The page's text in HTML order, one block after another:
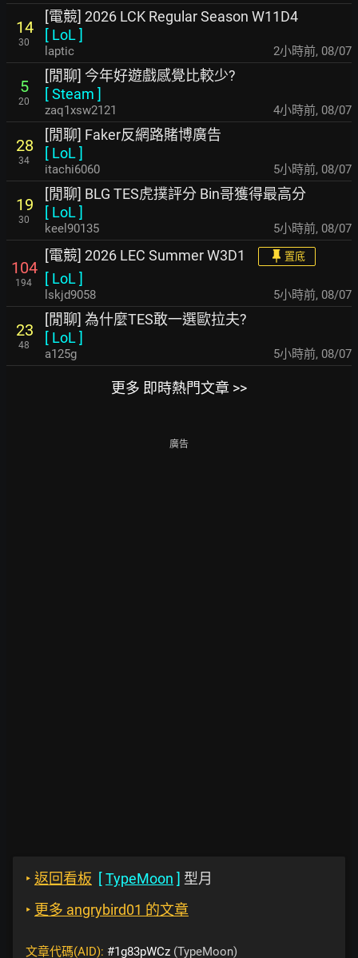
14
30
[電競] 2026 LCK Regular Season W11D4
[ LoL ]
laptic 2小時前, 08/07
5
20
[閒聊] 今年好遊戲感覺比較少?
[Steam ]
zaq1xsw2121 4小時前, 08/07
28
34
[閒聊] Faker反網路賭博廣告
[ LoL ]
itachi6060 5小時前, 08/07
19
30
[閒聊] BLG TES虎撲評分 Bin哥獲得最高分
[ LoL ]
keel90135 5小時前, 08/07
104
194
[電競] 2026 LEC Summer W3D1 置底
[ LoL ]
lskjd9058 5小時前, 08/07
23
48
[閒聊] 為什麼TES敢一選歐拉夫?
[ LoL ]
a125g 5小時前, 08/07
更多 即時熱門文章 >>
廣告
‣ 返回看板 [TypeMoon ] 型月
‣ 更多 angrybird01 的文章
文章代碼(AID): #1g83pWCz (TypeMoon)